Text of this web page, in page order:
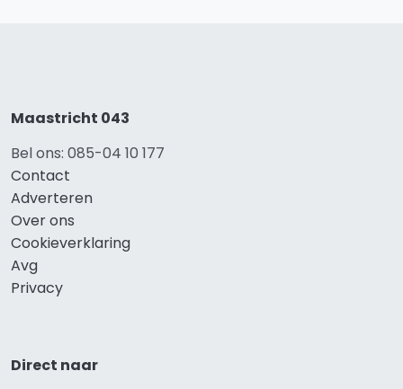
Maastricht 043
Bel ons: 085-04 10 177
Contact
Adverteren
Over ons
Cookieverklaring
Avg
Privacy
Direct naar